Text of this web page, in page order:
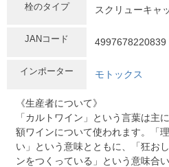
栓のタイプ スクリューキャ
JANコード 4997678220839
インポーター モトックス
《生産者について》
「カルトワイン」という言葉は主
額ワインについて使われます。「
い」という意味とともに、「狂お
ンをつくっている」という意味合